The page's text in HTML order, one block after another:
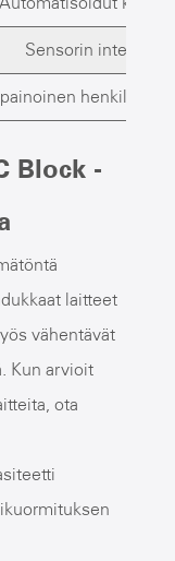
Sensorin
henkilöstö
Block -
laitteet
vähentävät
Kun arvioit
ota